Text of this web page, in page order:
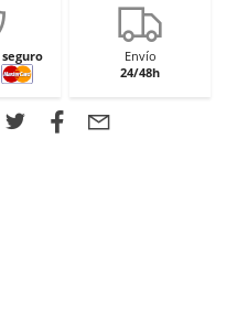
seguro
Envío
24/48h